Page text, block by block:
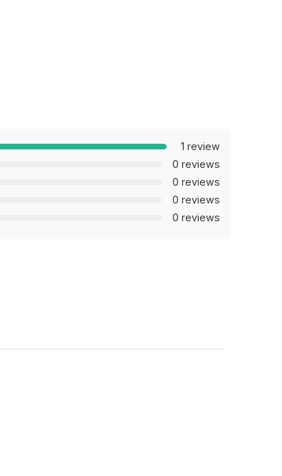
1 review
0 reviews
0 reviews
0 reviews
0 reviews